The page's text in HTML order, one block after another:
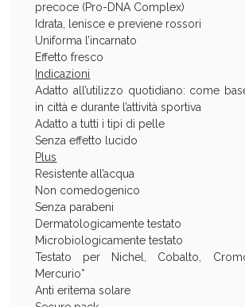
precoce (Pro-DNA Complex)
Idrata, lenisce e previene rossori
Uniforma l’incarnato
Effetto fresco
Indicazioni
Adatto all’utilizzo quotidiano: come
in città e durante l’attività sportiva
Adatto a tutti i tipi di pelle
Senza effetto lucido
Plus
Resistente all’acqua
Non comedogenico
Senza parabeni
Dermatologicamente testato
Microbiologicamente testato
Testato per Nichel, Cobalto,
Mercurio*
Anti eritema solare
Vie Urinarie e Prostata: Sconti fino